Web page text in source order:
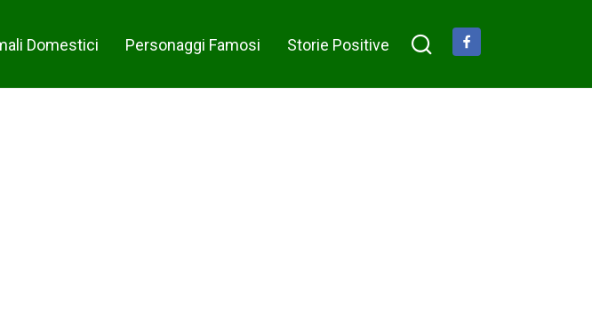
Domestici Personaggi Famosi Storie Positive
segreto mi
è stato